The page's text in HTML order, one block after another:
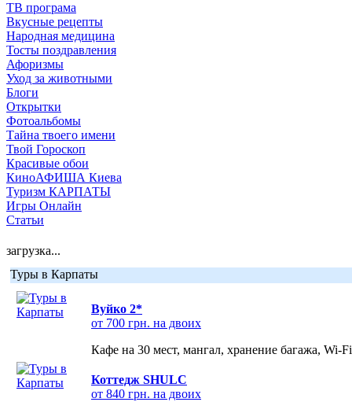
ТВ програма
Вкусные рецепты
Народная медицина
Тосты поздравления
Афоризмы
Уход за животными
Блоги
Открытки
Фотоальбомы
Тайна твоего имени
Твой Гороскоп
Красивые обои
КиноАФИША Киева
Туризм КАРПАТЫ
Игры Онлайн
Статьи
загрузка...
Туры в Карпаты
Вуйко 2*
от 700 грн. на двоих
Кафе на 30 мест, мангал, хранение багажа, Wi-
Коттедж SHULC
от 840 грн. на двоих